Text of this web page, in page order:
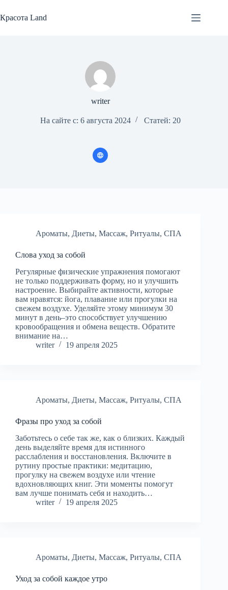
к
сути
Красота Land
writer
На сайте с: 6 августа 2024 Статей: 20
Ароматы, Диеты, Массаж, Ритуалы, СПА
Слова уход за собой
Регулярные физические упражнения помогают
не только поддерживать форму, но и улучшить
настроение. Выбирайте активности, которые
вам нравятся: йога, плавание или прогулки на
свежем воздухе. Уделяйте этому минимум 30
минут в день–это способствует улучшению
кровообращения и обмена веществ. Обратите
внимание на…
writer
19 апреля 2025
Ароматы, Диеты, Массаж, Ритуалы, СПА
Фразы про уход за собой
Заботьтесь о себе так же, как о близких. Каждый
день выделяйте время для истинного
расслабления и восстановления. Включите в
рутину простые практики: медитацию,
прогулку на свежем воздухе или чтение
вдохновляющих книг. Эти моменты помогут
вам лучше понимать себя и находить…
writer
19 апреля 2025
Ароматы, Диеты, Массаж, Ритуалы, СПА
Уход за собой каждое утро